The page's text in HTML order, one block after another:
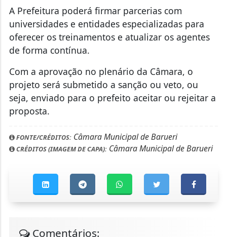
A Prefeitura poderá firmar parcerias com
universidades e entidades especializadas para
oferecer os treinamentos e atualizar os agentes
de forma contínua.
Com a aprovação no plenário da Câmara, o
projeto será submetido a sanção ou veto, ou
seja, enviado para o prefeito aceitar ou rejeitar a
proposta.
FONTE/CRÉDITOS:Câmara Municipal de Barueri
CRÉDITOS (IMAGEM DE CAPA):Câmara Municipal de Barueri
Comentários: